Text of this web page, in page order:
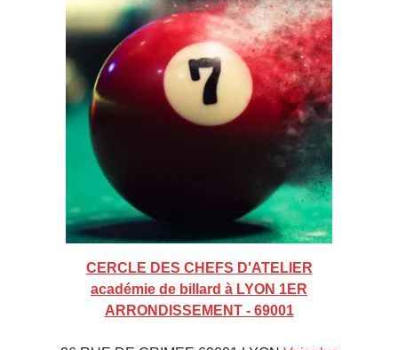
CERCLE DES CHEFS D'ATELIER
académie de billard à LYON 1ER
ARRONDISSEMENT - 69001